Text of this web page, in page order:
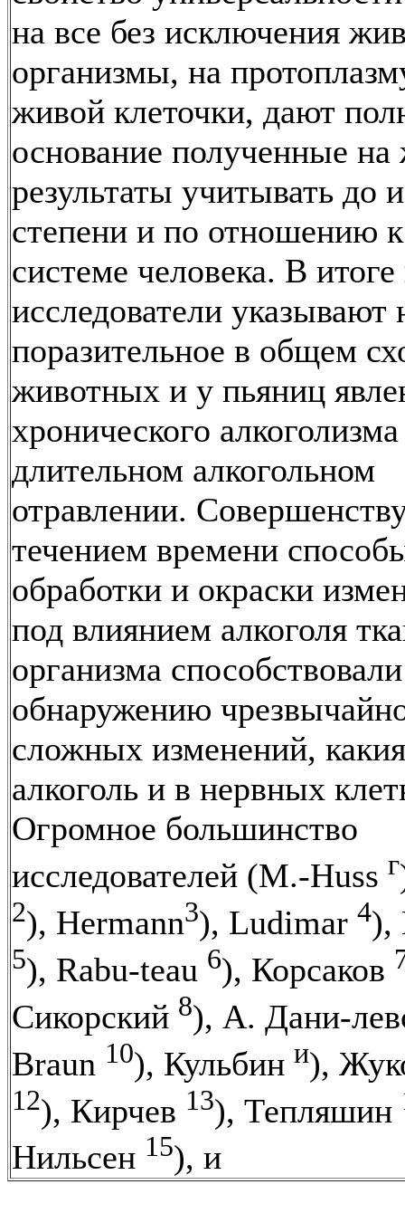
на все без исключения
организмы, на
живой клеточки, дают
основание полученные
результаты учитывать до
степени и по отношению
системе человека. В итоге
исследователи указывают
поразительное в общем
животных и у пьяниц
хронического
длительном алкогольном
отравлении.
течением времени
обработки и окраски
под влиянием алкоголя
организма способствовали
обнаружению
сложных изменений,
алкоголь и в нервных
Огромное большинство
исследователей (M.-Huss г
2), Hermann3), Ludimar 4),
5), Rabu-teau 6), Корсаков
Сикорский 8), А. Дани-
Braun 10), Кульбин и),
12), Кирчев 13), Тепляшин
Нильсен 15), и